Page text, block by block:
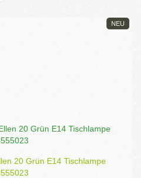
NEU
20 Grün E14 Tischlampe